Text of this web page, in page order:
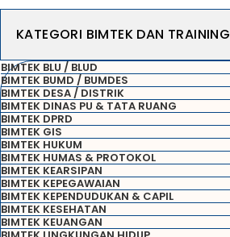
KATEGORI BIMTEK DAN TRAINING
BIMTEK BLU / BLUD
BIMTEK BUMD / BUMDES
BIMTEK DESA / DISTRIK
BIMTEK DINAS PU & TATA RUANG
BIMTEK DPRD
BIMTEK GIS
BIMTEK HUKUM
BIMTEK HUMAS & PROTOKOL
BIMTEK KEARSIPAN
BIMTEK KEPEGAWAIAN
BIMTEK KEPENDUDUKAN & CAPIL
BIMTEK KESEHATAN
BIMTEK KEUANGAN